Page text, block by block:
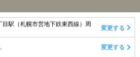
目駅（札幌市営地下鉄東西線）周
変更する
変更する